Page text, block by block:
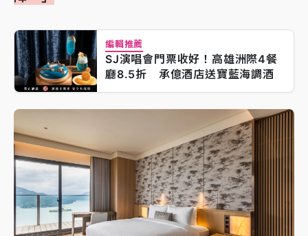
編輯推薦
SJ演唱會門票收好！高雄洲際4餐
廳8.5折 承億酒店送寶藍海調酒